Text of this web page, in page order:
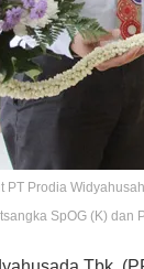
PT Prodia
SpOG (K)​ dan